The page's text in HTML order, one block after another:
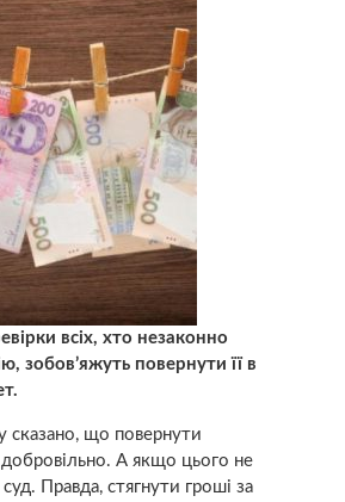
всіх, хто незаконно
зобов’яжуть повернути її в
сказано, що повернути
А якщо цього не
Правда, стягнути гроші за